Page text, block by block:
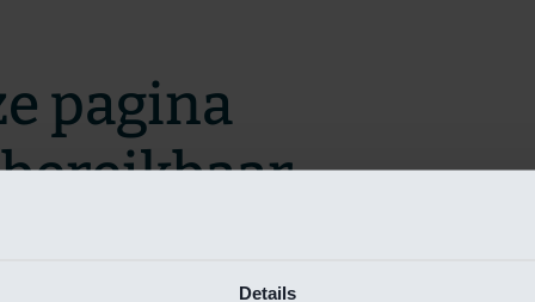
Details
pagina
zo snel mogelijk te verhelpen.